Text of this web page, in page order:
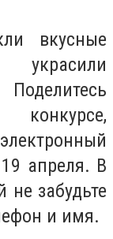
вкусные
апреля. В
забудьте
и имя.